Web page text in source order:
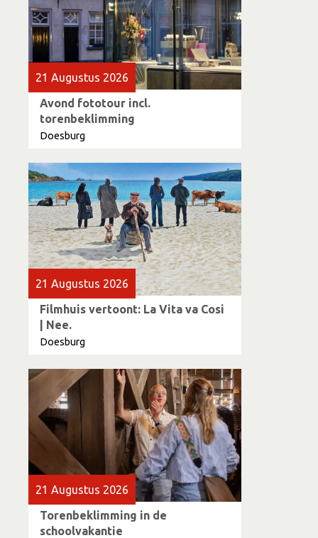
21 Augustus 2026
Avond fototour incl.
torenbeklimming
Doesburg
21 Augustus 2026
Filmhuis vertoont: La Vita va Cosi
| Nee.
Doesburg
21 Augustus 2026
Torenbeklimming in de
schoolvakantie